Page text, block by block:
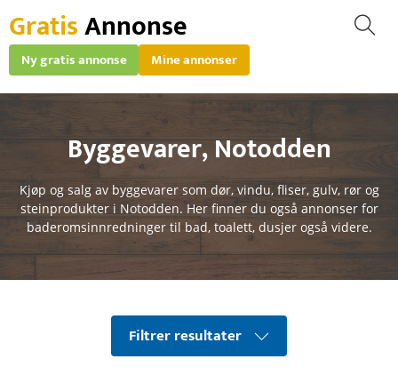
GratisAnnonse
Ny gratis annonse Mine annonser
Byggevarer,Notodden
Kjøp og salg av byggevarer som dør, vindu, fliser, gulv, rør og
steinprodukter i Notodden. Her finner du også annonser for
baderomsinnredninger til bad, toalett, dusjer også videre.
Filtrer resultater